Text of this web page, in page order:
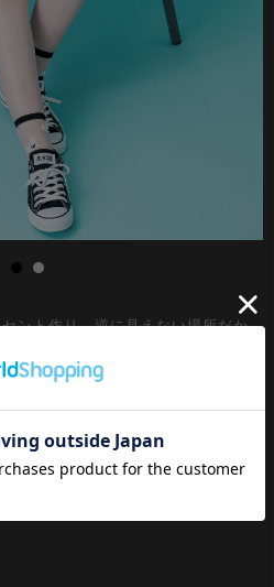
ント作り、逆に見えない場所だか
シアーベースに一見してカワイイ
がキュートでいて無機質なモード
世界観。豊富なカラバリ＆韓国フ
甘くてハッピーな主役級の存在感